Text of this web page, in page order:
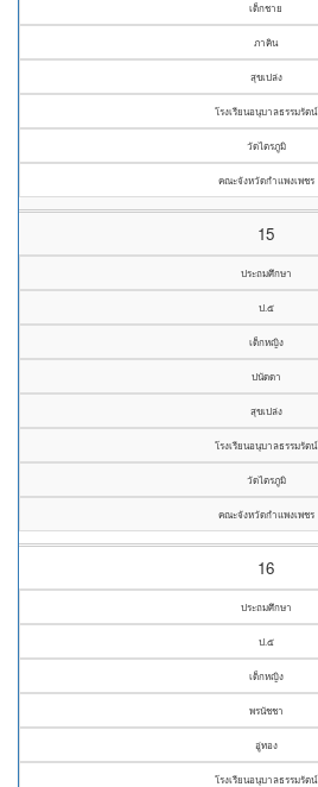
เด็กชาย
ภาคิน
สุขเปล่ง
โรงเรียนอนุบาลธรรมรัตน์
วัดไตรภูมิ
คณะจังหวัดกำแพงเพชร
15
ประถมศึกษา
ป.๕
เด็กหญิง
ปนัดดา
สุขเปล่ง
โรงเรียนอนุบาลธรรมรัตน์
วัดไตรภูมิ
คณะจังหวัดกำแพงเพชร
16
ประถมศึกษา
ป.๕
เด็กหญิง
พรนัชชา
อู่ทอง
โรงเรียนอนุบาลธรรมรัตน์